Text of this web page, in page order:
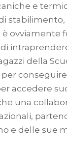
e
ovviamente
della
accedere
una
e delle sue